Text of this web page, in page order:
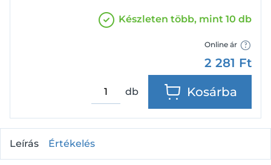
Készleten több, mint 10 db
Online ár
2 281 Ft
db Kosárba
Leírás Értékelés